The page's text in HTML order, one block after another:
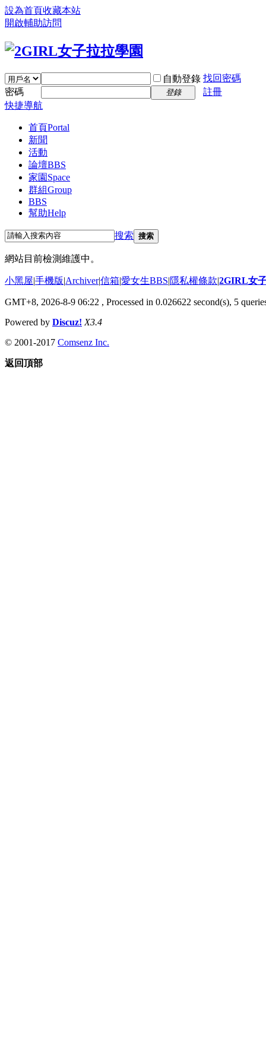
設為首頁收藏本站
開啟輔助訪問
自動登錄 找回密碼
密碼
登錄
註冊
快捷導航
首頁Portal
新聞
活動
論壇BBS
家園 Space
群組Group
BBS
幫助Help
搜索 搜索
網站目前檢測維護中。
小黑屋|手機版|Archiver|信箱|愛女生BBS|隱私權條款|2GIRL女
GMT+8, 2026-8-9 06:22 , Processed in 0.026622 second(s), 5
Powered by Discuz! X3.4
© 2001-2017 Comsenz Inc.
返回頂部